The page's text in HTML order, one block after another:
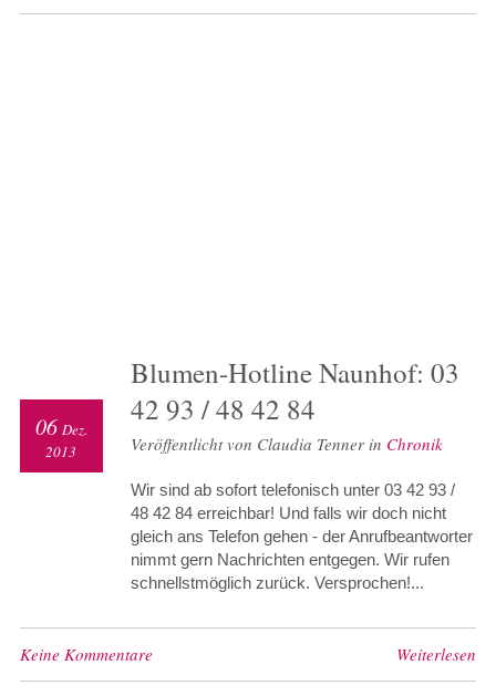
Blumen-Hotline Naunhof: 03
42 93 / 48 42 84
06 Dez.
2013
Veröffentlicht von Claudia Tenner in Chronik
Wir sind ab sofort telefonisch unter 03 42 93 /
48 42 84 erreichbar! Und falls wir doch nicht
gleich ans Telefon gehen - der Anrufbeantworter
nimmt gern Nachrichten entgegen. Wir rufen
schnellstmöglich zurück. Versprochen!...
Keine Kommentare Weiterlesen